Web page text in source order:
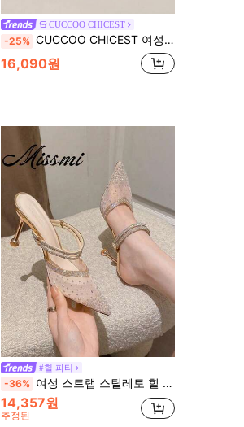
CUCCOO CHICEST
-25% CUCCOO CHICEST 여성 레트로 블랙 페이턴트 가죽 스퀘어 토 슬링백 하이힐, 귀여운 보우 4cm 낮은 두꺼운 굽 샌들
16,090원
#힐 파티
-36% 여성 스트랩 스틸레토 힐 샌들, 뾰족한 코 라인스톤 메시 슬립온/백리스 빅사이즈 샌들, 우아한, 뮬, 파티, 여름 의상
14,357원
추정된